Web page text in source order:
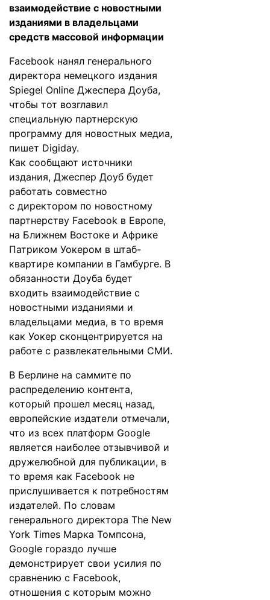
взаимодействие с новостными
изданиями в владельцами
средств массовой информации
Facebook нанял генерального
директора немецкого издания
Spiegel Online Джеспера Доуба,
чтобы тот возглавил
специальную партнерскую
программу для новостных медиа,
пишет Digiday.
Как сообщают источники
издания, Джеспер Доуб будет
работать совместно
с директором по новостному
партнерству Facebook в Европе,
на Ближнем Востоке и Африке
Патриком Уокером в штаб-
квартире компании в Гамбурге. В
обязанности Доуба будет
входить взаимодействие с
новостными изданиями и
владельцами медиа, в то время
как Уокер сконцентрируется на
работе с развлекательными СМИ.
В Берлине на саммите по
распределению контента,
который прошел месяц назад,
европейские издатели отмечали,
что из всех платформ Google
является наиболее отзывчивой и
дружелюбной для публикации, в
то время как Facebook не
прислушивается к потребностям
издателей. По словам
генерального директора The New
York Times Марка Томпсона,
Google гораздо лучше
демонстрирует свои усилия по
сравнению с Facebook,
отношения с которым можно